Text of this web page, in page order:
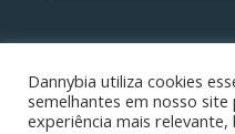
Copyright © 2001/2026 ¬
Dannybia utiliza cookies
semelhantes em nosso
experiência mais